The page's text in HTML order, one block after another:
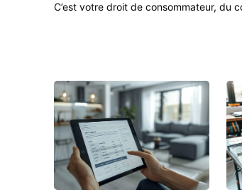
C’est votre droit de consommateur, du